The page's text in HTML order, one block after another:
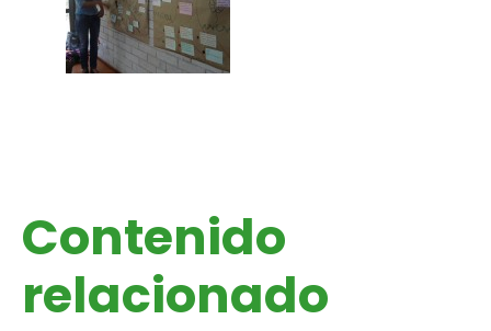
Contenido
relacionado